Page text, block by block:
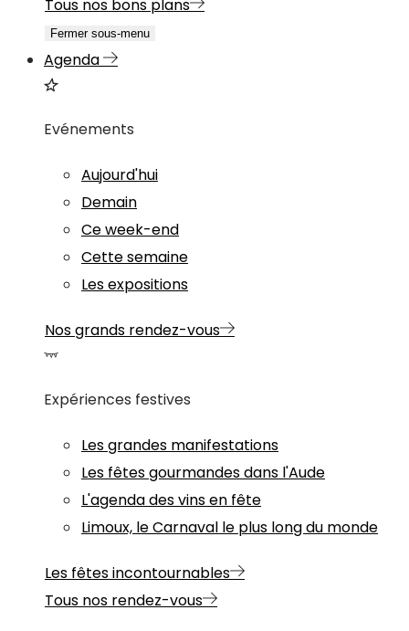
Tous nos bons plans
Fermer sous-menu
Agenda
Evénements
Aujourd'hui
Demain
Ce week-end
Cette semaine
Les expositions
Nos grands rendez-vous
Expériences festives
Les grandes manifestations
Les fêtes gourmandes dans l'Aude
L'agenda des vins en fête
Limoux, le Carnaval le plus long du monde
Les fêtes incontournables
Tous nos rendez-vous